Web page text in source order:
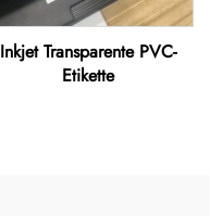
Inkjet Transparente PVC-
Etikette